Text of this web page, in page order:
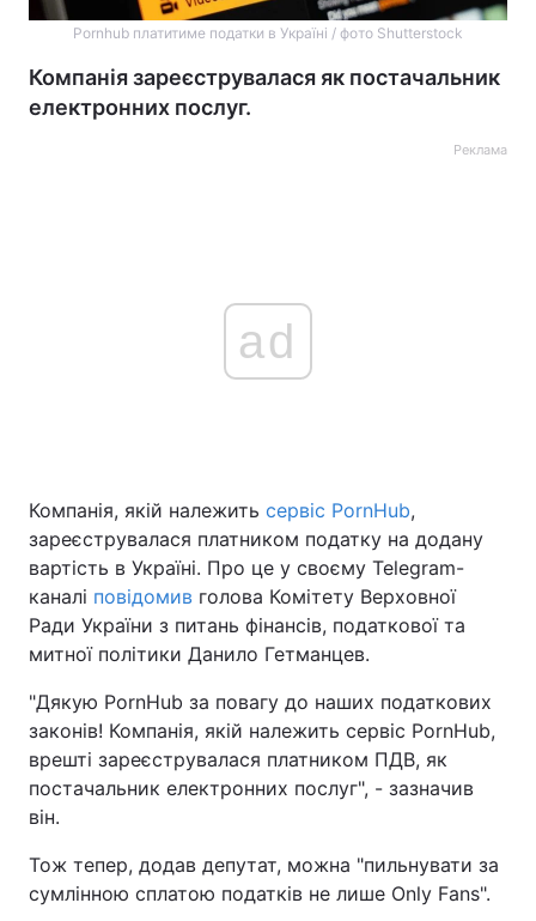
Pornhub платитиме податки в Україні / фото Shutterstock
Компанія зареєструвалася як постачальник
електронних послуг.
Реклама
ad
Компанія, якій належить сервіс PornHub,
зареєструвалася платником податку на додану
вартість в Україні. Про це у своєму Telegram-
каналі повідомив голова Комітету Верховної
Ради України з питань фінансів, податкової та
митної політики Данило Гетманцев.
"Дякую PornHub за повагу до наших податкових
законів! Компанія, якій належить сервіс PornHub,
врешті зареєструвалася платником ПДВ, як
постачальник електронних послуг", - зазначив
він.
Тож тепер, додав депутат, можна "пильнувати за
сумлінною сплатою податків не лише Only Fans".